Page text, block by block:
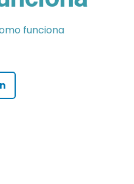
funciona